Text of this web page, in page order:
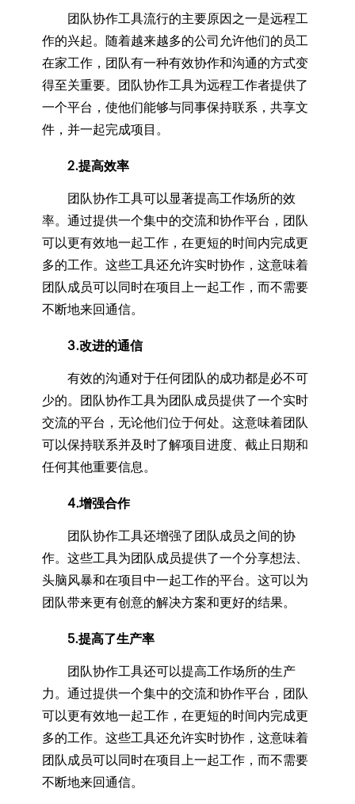
团队协作工具流行的主要原因之一是远程工
作的兴起。随着越来越多的公司允许他们的员工
在家工作，团队有一种有效协作和沟通的方式变
得至关重要。团队协作工具为远程工作者提供了
一个平台，使他们能够与同事保持联系，共享文
件，并一起完成项目。
2.提高效率
团队协作工具可以显著提高工作场所的效
率。通过提供一个集中的交流和协作平台，团队
可以更有效地一起工作，在更短的时间内完成更
多的工作。这些工具还允许实时协作，这意味着
团队成员可以同时在项目上一起工作，而不需要
不断地来回通信。
3.改进的通信
有效的沟通对于任何团队的成功都是必不可
少的。团队协作工具为团队成员提供了一个实时
交流的平台，无论他们位于何处。这意味着团队
可以保持联系并及时了解项目进度、截止日期和
任何其他重要信息。
4.增强合作
团队协作工具还增强了团队成员之间的协
作。这些工具为团队成员提供了一个分享想法、
头脑风暴和在项目中一起工作的平台。这可以为
团队带来更有创意的解决方案和更好的结果。
5.提高了生产率
团队协作工具还可以提高工作场所的生产
力。通过提供一个集中的交流和协作平台，团队
可以更有效地一起工作，在更短的时间内完成更
多的工作。这些工具还允许实时协作，这意味着
团队成员可以同时在项目上一起工作，而不需要
不断地来回通信。